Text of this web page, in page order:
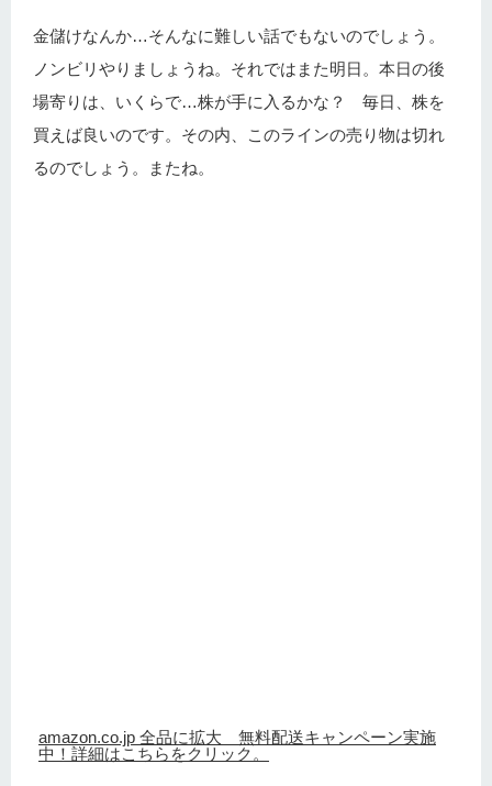
金儲けなんか…そんなに難しい話でもないのでしょう。
ノンビリやりましょうね。それではまた明日。本日の後
場寄りは、いくらで…株が手に入るかな？ 毎日、株を
買えば良いのです。その内、このラインの売り物は切れ
るのでしょう。またね。
amazon.co.jp 全品に拡大 無料配送キャンペーン実施
中！詳細はこちらをクリック。